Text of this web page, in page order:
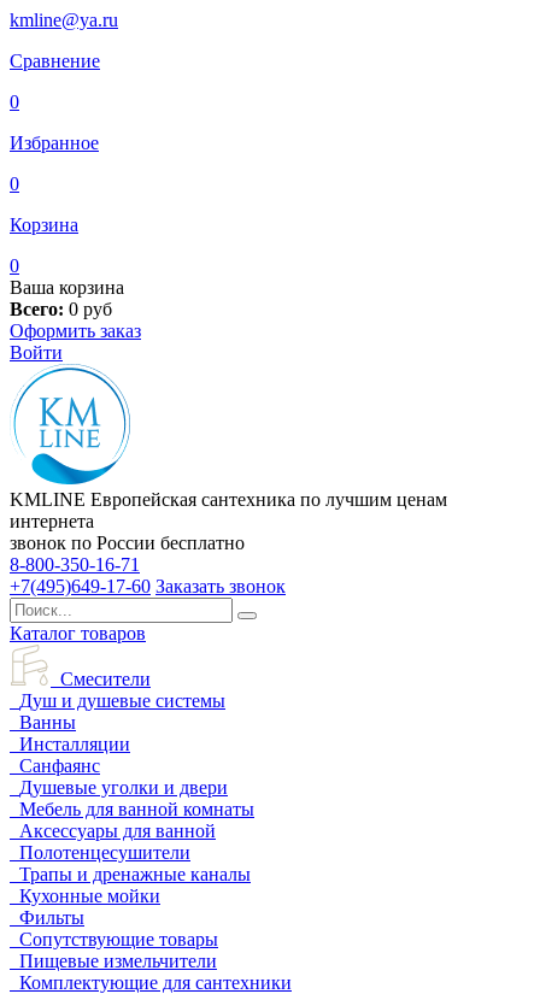
kmline@ya.ru
Сравнение
0
Избранное
0
Корзина
0
Ваша корзина
Всего: 0 руб
Оформить заказ
Войти
KMLINE Европейская сантехника по лучшим ценам
интернета
звонок по России бесплатно
8-800-350-16-71
+7(495)649-17-60 Заказать звонок
Каталог товаров
Смесители
Душ и душевые системы
Ванны
Инсталляции
Санфаянс
Душевые уголки и двери
Мебель для ванной комнаты
Аксессуары для ванной
Полотенцесушители
Трапы и дренажные каналы
Кухонные мойки
Фильты
Сопутствующие товары
Пищевые измельчители
Комплектующие для сантехники